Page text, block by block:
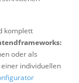
komplett
oder als
einer individuellen